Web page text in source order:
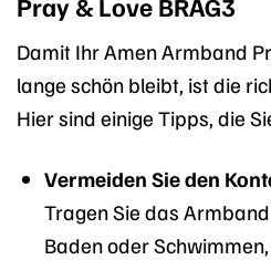
Damit Ihr Amen Armband
lange schön bleibt, ist die
Hier sind einige Tipps, die
Vermeiden Sie den
Tragen Sie das
Baden oder